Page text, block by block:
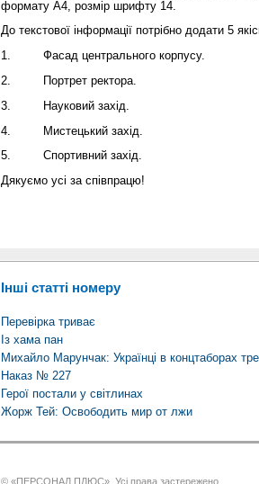
формату А4, розмір шрифту 14.
До текстової інформації потрібно додати 5
1. Фасад центрального корпусу.
2.
Портрет ректора.
3.
Науковий захід.
4.
Мистецький захід.
5. Спортивний захід.
Дякуємо усі за співпрацю!
Інші статті номеру
Перевірка триває
Із хама пан
Михайло Марунчак: Українці в концтаборах
Наказ № 227
Герої постали у світлинах
Жорж Тей: Освободить мир от лжи
© «ПЕРСОНАЛ ПЛЮС». Усі права застережено.